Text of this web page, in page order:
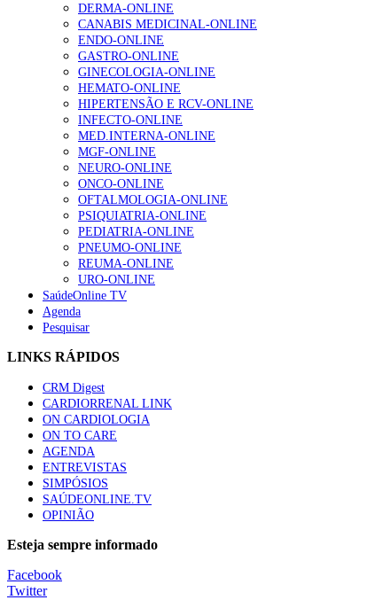
Alguns milhares de utentes podem ficar sem médico de
175 visualizações
Quase quatro em cada dez doentes com enfarte
86 visualizações
“Os programas de rastreio do cancro do pulmão são
66 visualizações
Trodelvy aprovado para primeira linha no cancro da
61 visualizações
Especialistas defendem mais potássio na alimentação
57 visualizações
MAIS NOTÍCIAS
Tudo sobre branqueamento dentário
DERMA-ONLINE
CANABIS MEDICINAL-ONLINE
ENDO-ONLINE
GASTRO-ONLINE
GINECOLOGIA-ONLINE
HEMATO-ONLINE
HIPERTENSÃO E RCV-ONLINE
INFECTO-ONLINE
MED.INTERNA-ONLINE
MGF-ONLINE
NEURO-ONLINE
ONCO-ONLINE
OFTALMOLOGIA-ONLINE
PSIQUIATRIA-ONLINE
PEDIATRIA-ONLINE
PNEUMO-ONLINE
REUMA-ONLINE
URO-ONLINE
SaúdeOnline TV
Agenda
Pesquisar
LINKS RÁPIDOS
CRM Digest
CARDIORRENAL LINK
ON CARDIOLOGIA
ON TO CARE
AGENDA
ENTREVISTAS
SIMPÓSIOS
SAÚDEONLINE.TV
OPINIÃO
Esteja sempre informado
Facebook
Twitter